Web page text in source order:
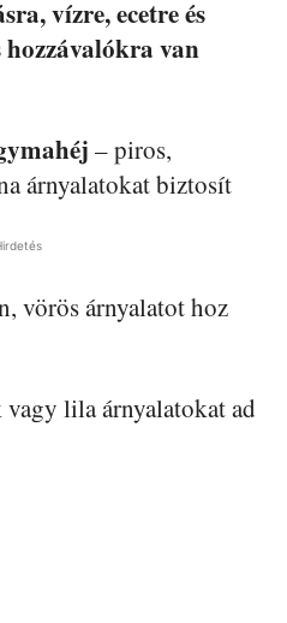
vízre, ecetre és
hozzávalókra van
– piros,
árnyalatokat biztosít
vörös árnyalatot hoz
vagy lila árnyalatokat ad